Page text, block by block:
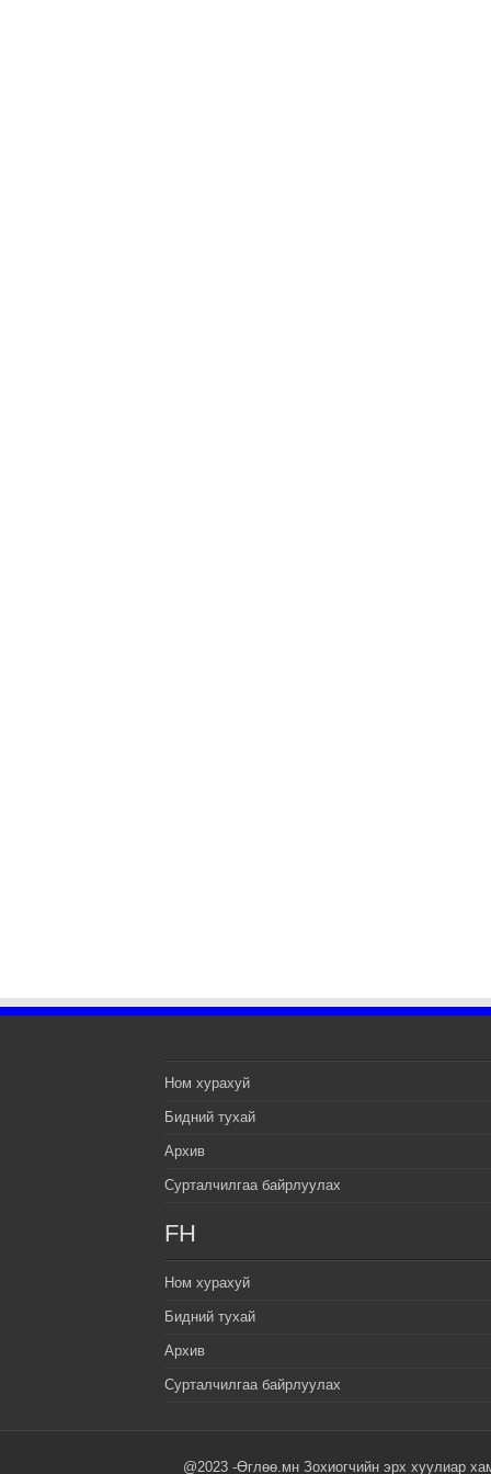
Ном хурахуй
Бидний тухай
Архив
Сурталчилгаа байрлуулах
FH
Ном хурахуй
Бидний тухай
Архив
Сурталчилгаа байрлуулах
@2023 -Өглөө.мн Зохиогчийн эрх хуулиар